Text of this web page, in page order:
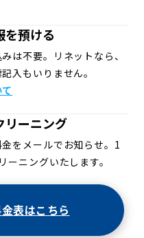
を預ける
は不要。リネットなら、
入もいりません。
リーニング
をメールでお知らせ。1
ーニングいたします。
表はこちら